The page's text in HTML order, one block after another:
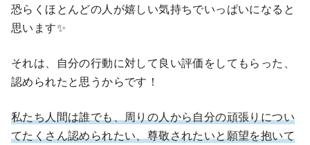
恐らくほとんどの人が嬉しい気持ちでいっぱいになると
思います✨
それは、自分の行動に対して良い評価をしてもらった、
認められたと思うからです！
私たち人間は誰でも、周りの人から自分の頑張りについ
てたくさん認められたい、尊敬されたいと願望を抱いて